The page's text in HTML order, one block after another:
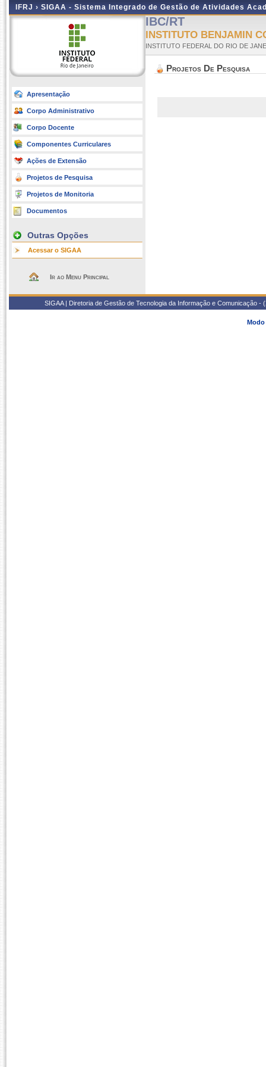
IFRJ › SIGAA - Sistema Integrado de Gestão de Atividades
Apresentação
Corpo Administrativo
Corpo Docente
Componentes Curriculares
Ações de Extensão
Projetos de Pesquisa
Projetos de Monitoria
Documentos
Outras Opções
Acessar o SIGAA
Ir ao Menu Principal
IBC/RT
INSTITUTO BENJAMIN
INSTITUTO FEDERAL DO RIO DE
Projetos De Pesquisa
SIGAA | Diretoria de Gestão de Tecnologia da Informação e
Modo